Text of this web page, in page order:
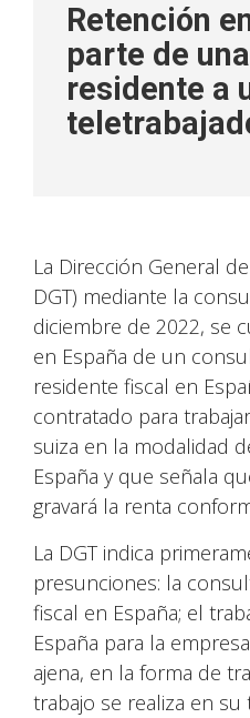
Retención
parte de
residente a
La Dirección General
DGT) mediante la
diciembre de 2022, se
en España de un
residente fiscal en
contratado para
suiza en la modalidad
España y que señala
gravará la renta
La DGT indica
presunciones: la
fiscal en España; el
España para la
ajena, en la forma de
trabajo se realiza en su